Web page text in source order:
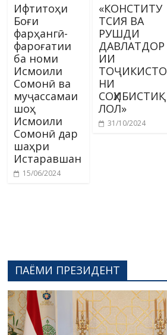
Ифтитоҳи
Боғи
фарҳангӣ-
фароғатии
ба номи
Исмоили
Сомонӣ ва
муҷассамаи
шоҳ
Исмоили
Сомонӣ дар
шаҳри
Истаравшан
15/06/2024
«КОНСТИТУ
ТСИЯ ВА
РУШДИ
ДАВЛАТДОР
ИИ
ТОҶИКИСТО
НИ
СОҲИБИСТИҚ
ЛОЛ»
31/10/2024
ПАЁМИ ПРЕЗИДЕНТ